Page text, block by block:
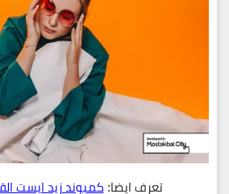
تعرف ايضا:كمبوند زيد ايست